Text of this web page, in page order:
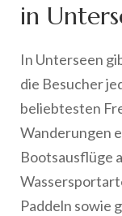
in
In Unterseen
die Besucher
beliebtesten
Wanderungen
Bootsausflüge
Paddeln sowie